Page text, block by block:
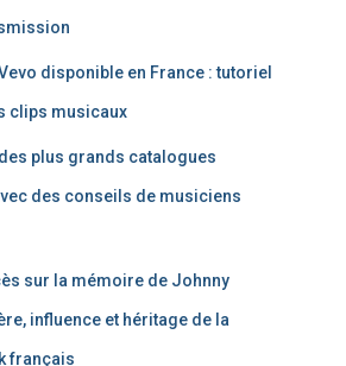
disponible en France : tutoriel
clips musicaux
plus grands catalogues
des conseils de musiciens
sur la mémoire de Johnny
influence et héritage de la
français